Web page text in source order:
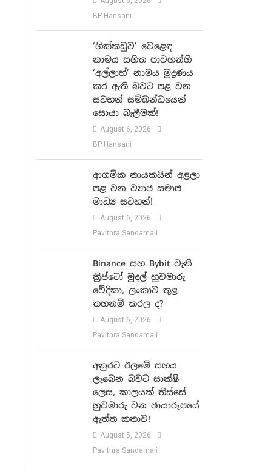
BP Hansani
‘හික්කඩුව’ වෙළෙඳ
නාමය සහිත පාවහන්හි
‘අල්ලාහ්’ නාමය මුද්‍රණය
කර ඇති බවට පළ වන
සටහන් සම්බන්ධයෙන්
සොයා බැලීමක්!
August 6, 2026
BP Hansani
ආගමික නායකයින් අළලා
පළ වන ව්‍යාජ සමාජ
මාධ්‍ය සටහන්!
August 6, 2026
Pavithra Sandamali
Binance සහ Bybit වැනි
ක්‍රිප්ටෝ මුදල් හුවමාරු
වේදිකා, ලංකාව තුළ
තහනම් කරල ද?
August 6, 2026
Pavithra Sandamali
අනුරට ඊලමේ සහය
ලැබෙන බවට සාක්ෂි
ලෙස, කාලයක් තිස්සේ
හුවමාරු වන ඡායාරූපයේ
ඇත්ත කතාව!
August 5, 2026
Pavithra Sandamali